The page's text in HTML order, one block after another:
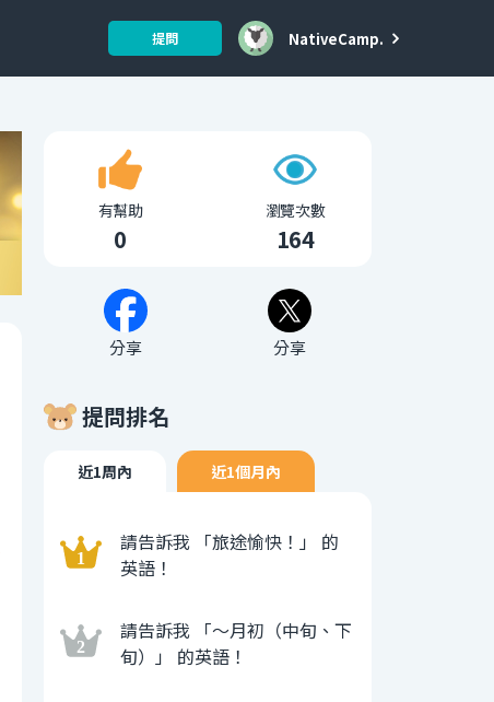
提問 NativeCamp.
有幫助
0
瀏覽次數
164
分享 分享
提問排名
近1周內 近1個月內
請告訴我 「旅途愉快！」 的
英語！
請告訴我 「〜月初（中旬、下
旬）」 的英語！